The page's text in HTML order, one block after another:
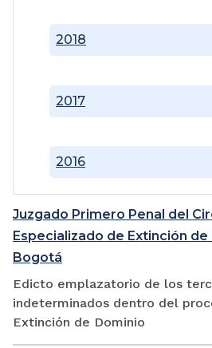
2016
2017
2018
Juzgado Primero Penal del
Especializado de Extinción
Bogotá
Edicto emplazatorio de los
indeterminados dentro del
Extinción de Dominio